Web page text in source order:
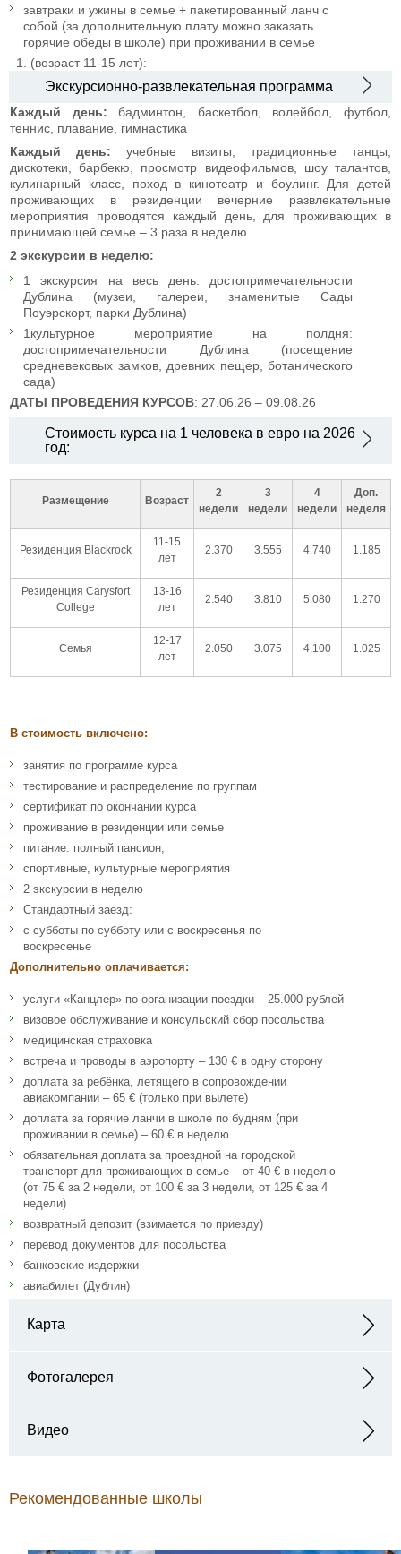
завтраки и ужины в семье + пакетированный ланч с
собой (за дополнительную плату можно заказать
горячие обеды в школе) при проживании в семье
1. (возраст 11-15 лет):
Экскурсионно-развлекательная программа
Каждый день: бадминтон, баскетбол, волейбол, футбол,
теннис, плавание, гимнастика
Каждый день: учебные визиты, традиционные танцы,
дискотеки, барбекю, просмотр видеофильмов, шоу талантов,
кулинарный класс, поход в кинотеатр и боулинг. Для детей
проживающих в резиденции вечерние развлекательные
мероприятия проводятся каждый день, для проживающих в
принимающей семье – 3 раза в неделю.
2 экскурсии в неделю:
1 экскурсия на весь день: достопримечательности
Дублина (музеи, галереи, знаменитые Сады
Поуэрскорт, парки Дублина)
1культурное мероприятие на полдня:
достопримечательности Дублина (посещение
средневековых замков, древних пещер, ботанического
сада)
ДАТЫ ПРОВЕДЕНИЯ КУРСОВ: 27.06.26 – 09.08.26
Стоимость курса на 1 человека в евро на 2026
год:
Размещение Возраст
2
недели
3
недели
4
недели
Доп.
неделя
Резиденция Blackrock
11-15
лет
2.370 3.555 4.740 1.185
Резиденция Carysfort
College
13-16
лет
2.540 3.810 5.080 1.270
Семья
12-17
лет
2.050 3.075 4.100 1.025
В стоимость включено:
занятия по программе курса
тестирование и распределение по группам
сертификат по окончании курса
проживание в резиденции или семье
питание: полный пансион,
спортивные, культурные мероприятия
2 экскурсии в неделю
Стандартный заезд:
с субботы по субботу или с воскресенья по
воскресенье
Дополнительно оплачивается:
услуги «Канцлер» по организации поездки – 25.000 рублей
визовое обслуживание и консульский сбор посольства
медицинская страховка
встреча и проводы в аэропорту – 130 € в одну сторону
доплата за ребёнка, летящего в сопровождении
авиакомпании – 65 € (только при вылете)
доплата за горячие ланчи в школе по будням (при
проживании в семье) – 60 € в неделю
обязательная доплата за проездной на городской
транспорт для проживающих в семье – от 40 € в неделю
(от 75 € за 2 недели, от 100 € за 3 недели, от 125 € за 4
недели)
возвратный депозит (взимается по приезду)
перевод документов для посольства
банковские издержки
авиабилет (Дублин)
Карта
Фотогалерея
Видео
Рекомендованные школы